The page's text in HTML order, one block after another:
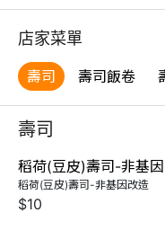
店家菜單
壽司 壽司飯卷
壽司
稻荷(豆皮)壽司-非基
稻荷(豆皮)壽司-非基因改造
$10